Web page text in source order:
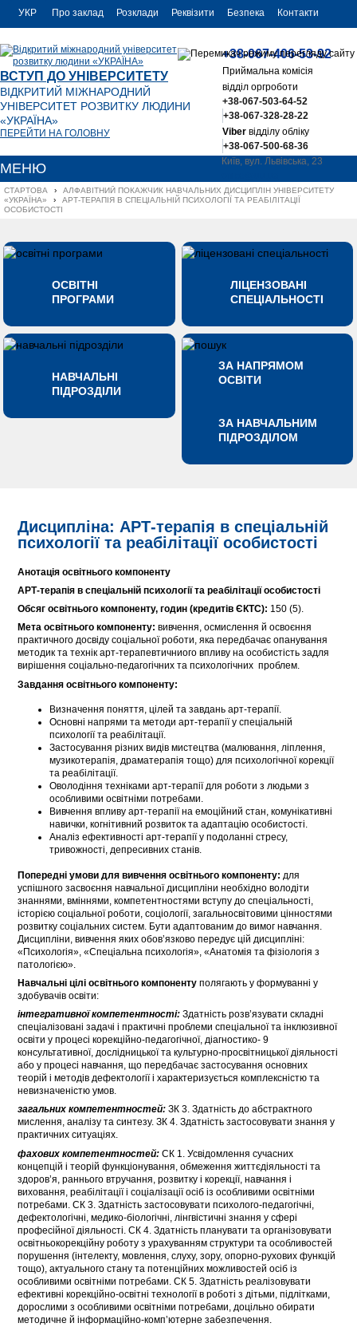
УКР
ENG
Про заклад Розклади Реквізити Безпека Контакти
ВСТУП ДО УНІВЕРСИТЕТУ
ВІДКРИТИЙ МІЖНАРОДНИЙ
УНІВЕРСИТЕТ РОЗВИТКУ ЛЮДИНИ
«УКРАЇНА»
ПЕРЕЙТИ НА ГОЛОВНУ
+38-067-406-53-92
Приймальна комісія
відділ оргроботи
+38-067-503-64-52
+38-067-328-28-22
Viberвідділу обліку
+38-067-500-68-36
Київ, вул. Львівська, 23
МЕНЮ
СТАРТОВА ›
АЛФАВІТНИЙ ПОКАЖЧИК НАВЧАЛЬНИХ ДИСЦИПЛІН УНІВЕРСИТЕТУ
«УКРАЇНА»
›
АРТ-ТЕРАПІЯ В СПЕЦІАЛЬНІЙ ПСИХОЛОГІЇ ТА РЕАБІЛІТАЦІЇ
ОСОБИСТОСТІ
ОСВІТНІ
ПРОГРАМИ
ЛІЦЕНЗОВАНІ
СПЕЦІАЛЬНОСТІ
НАВЧАЛЬНІ
ПІДРОЗДІЛИ
ЗА НАПРЯМОМ
ОСВІТИ
ЗА НАВЧАЛЬНИМ
ПІДРОЗДІЛОМ
Дисципліна: АРТ-терапія в спеціальній
психології та реабілітації особистості
Анотація освітнього компоненту
АРТ-терапія в спеціальній психології та реабілітації особистості
Обсяг освітнього компоненту, годин (кредитів ЄКТС): 150 (5).
Мета освітнього компоненту:вивчення, осмислення й освоєння
практичного досвіду соціальної роботи, яка передбачає опанування
методик та технік арт-терапевтичниого впливу на особистість задля
вирішення соціально-педагогічних та психологічних проблем.
Завдання освітнього компоненту:
Визначення поняття, цілей та завдань арт-терапії.
Основні напрями та методи арт-терапії у спеціальній
психології та реабілітації.
Застосування різних видів мистецтва (малювання, ліплення,
музикотерапія, драматерапія тощо) для психологічної корекції
та реабілітації.
Оволодіння техніками арт-терапії для роботи з людьми з
особливими освітніми потребами.
Вивчення впливу арт-терапії на емоційний стан, комунікативні
навички, когнітивний розвиток та адаптацію особистості.
Аналіз ефективності арт-терапії у подоланні стресу,
тривожності, депресивних станів.
Попередні умови для вивчення освітнього компоненту: для
успішного засвоєння навчальної дисципліни необхідно володіти
знаннями, вміннями, компетентностями вступу до спеціальності,
історією соціальної роботи, соціології, загальносвітовими цінностями
розвитку соціальних систем. Бути адаптованим до вимог навчання.
Дисципліни, вивчення яких обов’язково передує цій дисципліні:
«Психологія», «Спеціальна психологія», «Анатомія та фізіологія з
патологією».
Навчальні цілі освітнього компонентуполягають у формуванні у
здобувачів освіти:
інтегративної компетентності:Здатність розв’язувати складні
спеціалізовані задачі і практичні проблеми спеціальної та інклюзивної
освіти у процесі корекційно-педагогічної, діагностико- 9
консультативної, дослідницької та культурно-просвітницької діяльності
або у процесі навчання, що передбачає застосування основних
теорій і методів дефектології і характеризується комплексністю та
невизначеністю умов.
загальних компетентностей:ЗК 3. Здатність до абстрактного
мислення, аналізу та синтезу. ЗК 4. Здатність застосовувати знання у
практичних ситуаціях.
фахових компетентностей:СК 1. Усвідомлення сучасних
концепцій і теорій функціонування, обмеження життєдіяльності та
здоров’я, раннього втручання, розвитку і корекції, навчання і
виховання, реабілітації і соціалізації осіб із особливими освітніми
потребами. СК 3. Здатність застосовувати психолого-педагогічні,
дефектологічні, медико-біологічні, лінгвістичні знання у сфері
професійної діяльності. СК 4. Здатність планувати та організовувати
освітньокорекційну роботу з урахуванням структури та особливостей
порушення (інтелекту, мовлення, слуху, зору, опорно-рухових функцій
тощо), актуального стану та потенційних можливостей осіб із
особливими освітніми потребами. СК 5. Здатність реалізовувати
ефективні корекційно-освітні технології в роботі з дітьми, підлітками,
дорослими з особливими освітніми потребами, доцільно обирати
методичне й інформаційно-комп’ютерне забезпечення.